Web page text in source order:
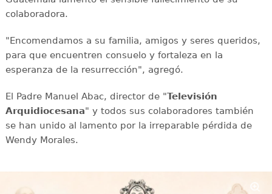
colaboradora.
"Encomendamos a su familia, amigos y seres queridos,
para que encuentren consuelo y fortaleza en la
esperanza de la resurrección", agregó.
El Padre Manuel Abac, director de "Televisión
Arquidiocesana" y todos sus colaboradores también
se han unido al lamento por la irreparable pérdida de
Wendy Morales.